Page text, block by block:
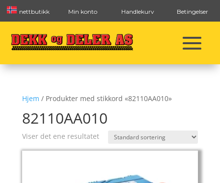
nettbutikk Min konto Handlekurv Betingelser
Hjem / Produkter med stikkord «82110AA010»
82110AA010
Viser det ene resultatet